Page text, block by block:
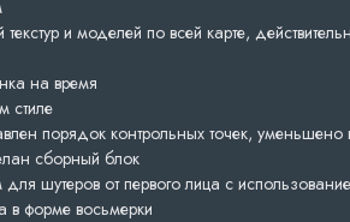
и моделей по всей карте,
на время
стиле
порядок контрольных точек, уменьшено
сборный блок
шутеров от первого лица с
форме восьмерки